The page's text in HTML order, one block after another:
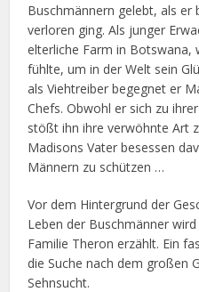
Buschmännern gelebt, als er
verloren ging. Als junger
elterliche Farm in Botswana,
fühlte, um in der Welt sein
als Viehtreiber begegnet er
Chefs. Obwohl er sich zu
stößt ihn ihre verwöhnte Art
Madisons Vater besessen
Männern zu schützen …
Vor dem Hintergrund der
Leben der Buschmänner
Familie Theron erzählt. Ein
die Suche nach dem großen
Sehnsucht.